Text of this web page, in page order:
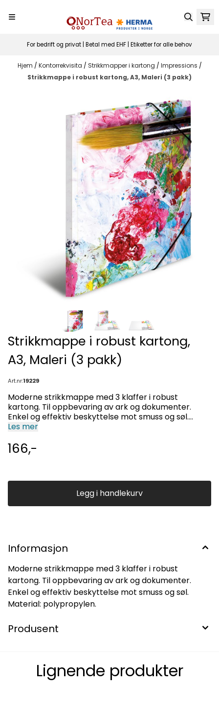
For bedrift og privat | Betal med EHF | Etiketter for alle behov
Hjem / Kontorrekvisita / Strikkmapper i kartong / Impressions /
Strikkmappe i robust kartong, A3, Maleri (3 pakk)
Strikkmappe i robust kartong,
A3, Maleri (3 pakk)
Art.nr:19229
Moderne strikkmappe med 3 klaffer i robust
kartong. Til oppbevaring av ark og dokumenter.
Enkel og effektiv beskyttelse mot smuss og søl.
Material: polypropylen.
Les mer
166,-
Legg i handlekurv
Informasjon
Moderne strikkmappe med 3 klaffer i robust
kartong. Til oppbevaring av ark og dokumenter.
Enkel og effektiv beskyttelse mot smuss og søl.
Material: polypropylen.
Produsent
Lignende produkter